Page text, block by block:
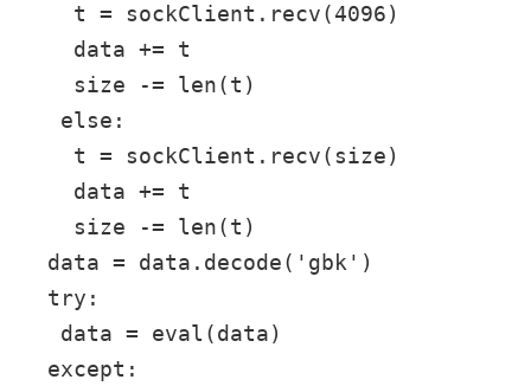
    t = sockClient.recv(4096)
    data += t
    size -= len(t)
   else:
    t = sockClient.recv(size)
    data += t
    size -= len(t)
  data = data.decode('gbk')
  try:
   data = eval(data)
  except: